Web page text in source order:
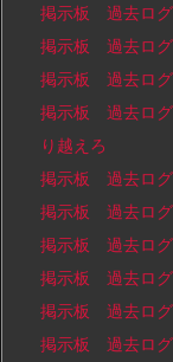
掲示板 過去ロ
掲示板 過去ロ
掲示板 過去ロ
掲示板 過去ログ
り越えろ
掲示板 過去ロ
掲示板 過去ロ
掲示板 過去ロ
掲示板 過去ロ
掲示板 過去ロ
掲示板 過去ログ